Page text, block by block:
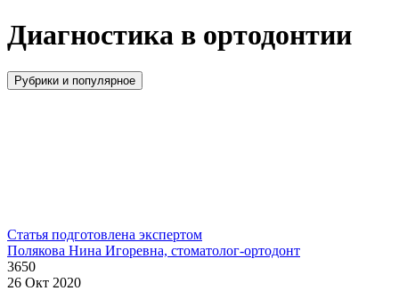
Диагностика в ортодонтии
Рубрики и популярное
Статья подготовлена экспертом
Полякова Нина Игоревна, стоматолог-ортодонт
3650
26 Окт 2020